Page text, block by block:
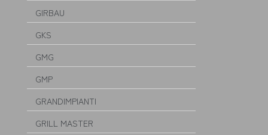
GIRBAU
GKS
GMG
GMP
GRANDIMPIANTI
GRILL MASTER